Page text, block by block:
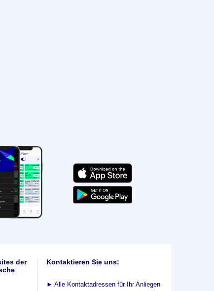
der
Kontaktieren Sie uns:
► Alle Kontaktadressen für Ihr Anliegen